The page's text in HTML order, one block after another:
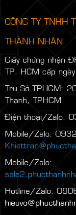
CÔNG TY TNHH
THÀNH NHÂN
Giấy chứng nhận
TP. HCM cấp
Trụ Sở TPHCM:
Thạnh, TPHCM
Điện thoại/Zalo:
Mobile/Zalo:
Mobile/Zalo:
Hotline/Zalo: